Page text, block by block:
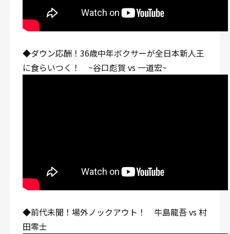
◆ダウン応酬！36歳中年ボクサーが全日本新人王
に食らいつく！ ~谷口彪賀 vs 一道宏~
◆前代未聞！場外ノックアウト！ 牛島龍吾 vs 村
田零士